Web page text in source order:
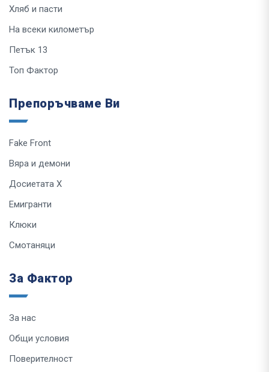
Хляб и пасти
На всеки километър
Петък 13
Топ Фактор
Препоръчваме Ви
Fake Front
Вяра и демони
Досиетата Х
Емигранти
Клюки
Смотаняци
За Фактор
За нас
Общи условия
Поверителност